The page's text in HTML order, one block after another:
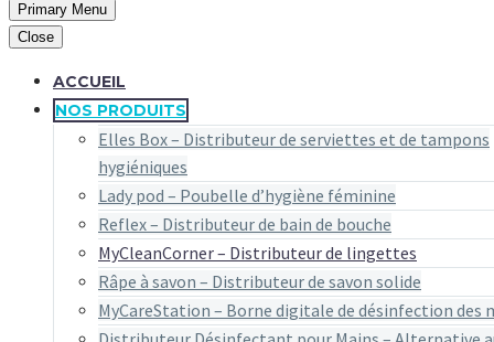
Primary Menu
Close
ACCUEIL
NOS PRODUITS
Elles Box – Distributeur de serviettes et de tampons
hygiéniques
Lady pod – Poubelle d’hygiène féminine
Reflex – Distributeur de bain de bouche
MyCleanCorner – Distributeur de lingettes
Râpe à savon – Distributeur de savon solide
MyCareStation – Borne digitale de désinfection des